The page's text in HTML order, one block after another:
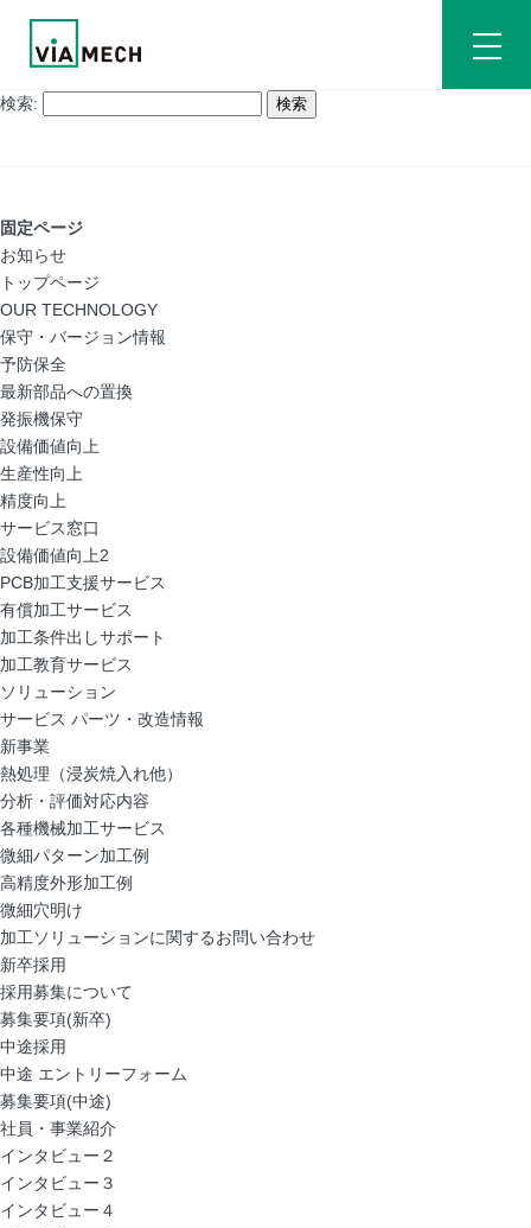
検索:
固定ページ
お知らせ
トップページ
OUR TECHNOLOGY
保守・バージョン情報
予防保全
最新部品への置換
発振機保守
設備価値向上
生産性向上
精度向上
サービス窓口
設備価値向上2
PCB加工支援サービス
有償加工サービス
加工条件出しサポート
加工教育サービス
ソリューション
サービス パーツ・改造情報
新事業
熱処理（浸炭焼入れ他）
分析・評価対応内容
各種機械加工サービス
微細パターン加工例
高精度外形加工例
微細穴明け
加工ソリューションに関するお問い合わせ
新卒採用
採用募集について
募集要項(新卒)
中途採用
中途 エントリーフォーム
募集要項(中途)
社員・事業紹介
インタビュー２
インタビュー３
インタビュー４